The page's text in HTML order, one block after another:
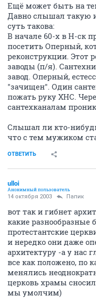
Ещё может быть на
Давно слышал такую
суть такова:
В начале 60-х в Н-ск
посетить Оперный,
реконструкции. Этот
заводы (п/я).
завод. Оперный,
"зачищен". Один
пожать руку ХНС.
сантехканалам
Слышал ли кто-
что с тем мужиком
ОТВЕТИТЬ
ulloi
Анонимный пользователь
14 октября 2003 Папик
вот так и гибнет
какие разнообразные
протестантские
и нередко они даже
архитектуру -а у нас
все как положено, по
менялись
церковь храмы
мы умолчим)